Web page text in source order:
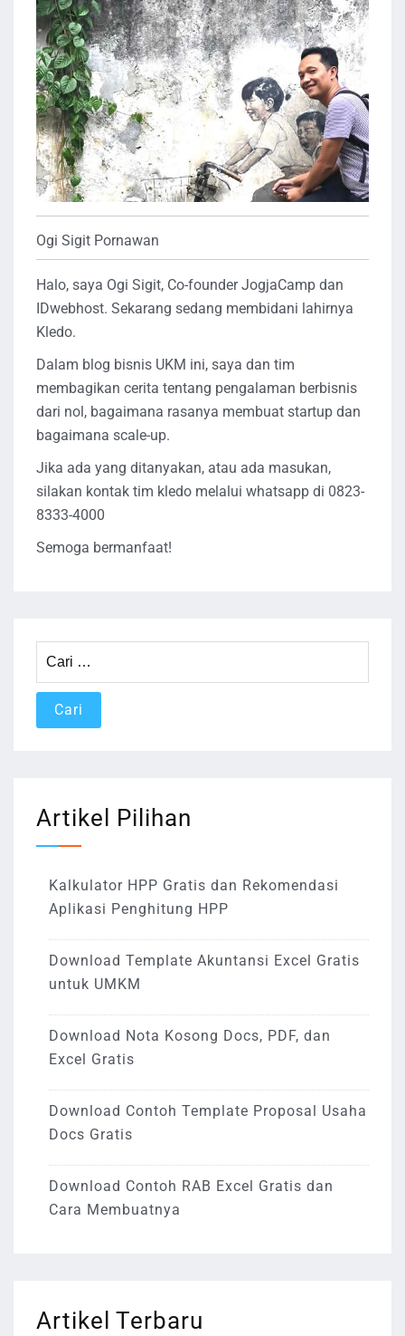
Ogi Sigit Pornawan
Halo, saya Ogi Sigit, Co-founder JogjaCamp dan
IDwebhost. Sekarang sedang membidani lahirnya
Kledo.
Dalam blog bisnis UKM ini, saya dan tim
membagikan cerita tentang pengalaman berbisnis
dari nol, bagaimana rasanya membuat startup dan
bagaimana scale-up.
Jika ada yang ditanyakan, atau ada masukan,
silakan kontak tim kledo melalui whatsapp di 0823-
8333-4000
Semoga bermanfaat!
Artikel Pilihan
Kalkulator HPP Gratis dan Rekomendasi
Aplikasi Penghitung HPP
Download Template Akuntansi Excel Gratis
untuk UMKM
Download Nota Kosong Docs, PDF, dan
Excel Gratis
Download Contoh Template Proposal Usaha
Docs Gratis
Download Contoh RAB Excel Gratis dan
Cara Membuatnya
Artikel Terbaru